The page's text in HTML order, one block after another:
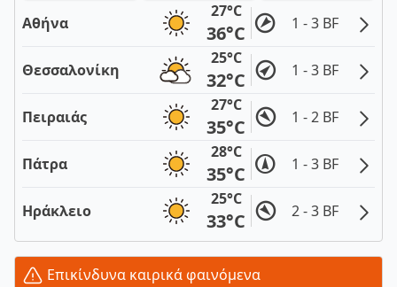
Αθήνα
27°C
36°C 1 - 3 BF
Θεσσαλονίκη
25°C
32°C 1 - 3 BF
Πειραιάς
27°C
35°C 1 - 2 BF
Πάτρα
28°C
35°C 1 - 3 BF
Ηράκλειο
25°C
33°C 2 - 3 BF
Επικίνδυνα καιρικά φαινόμενα